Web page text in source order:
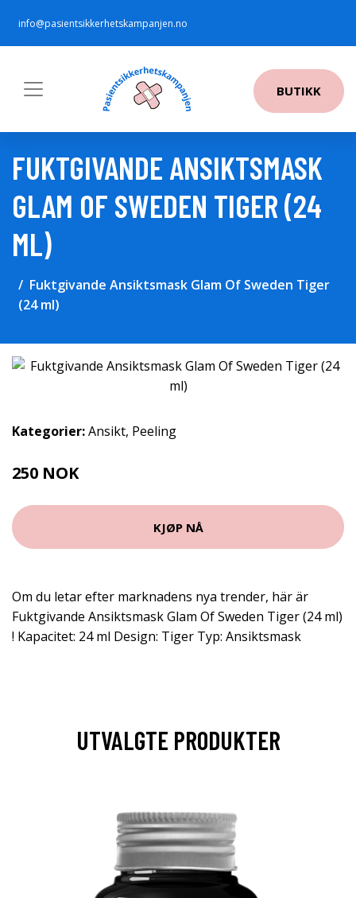
info@pasientsikkerhetskampanjen.no
BUTIKK
FUKTGIVANDE ANSIKTSMASK
GLAM OF SWEDEN TIGER (24
ML)
Fuktgivande Ansiktsmask Glam Of Sweden Tiger
(24 ml)
Kategorier:Ansikt, Peeling
250 NOK
KJØP NÅ
Om du letar efter marknadens nya trender, här är
Fuktgivande Ansiktsmask Glam Of Sweden Tiger (24 ml)
! Kapacitet: 24 ml Design: Tiger Typ: Ansiktsmask
UTVALGTE PRODUKTER